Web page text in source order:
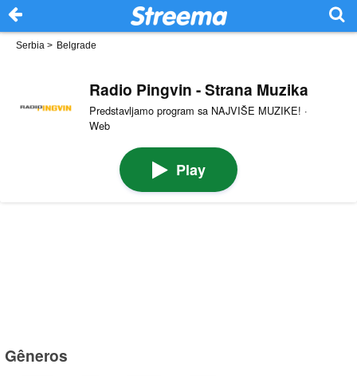
Serbia > Belgrade
Radio Pingvin - Strana Muzika
Predstavljamo program sa NAJVIŠE MUZIKE! ·
Web
Play
Gêneros